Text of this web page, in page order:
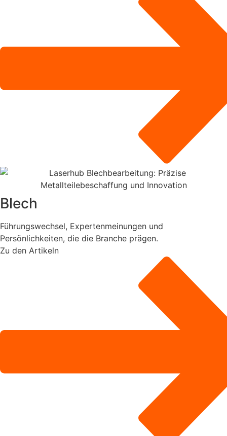
Blech
Führungswechsel, Expertenmeinungen und
Persönlichkeiten, die die Branche prägen.
Zu den Artikeln